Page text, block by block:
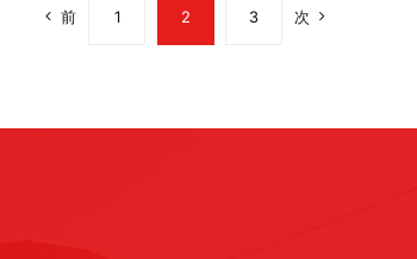
前 1 2 3 次